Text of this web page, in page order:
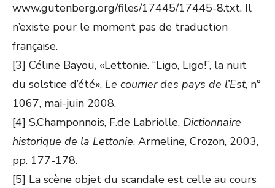
www.gutenberg.org/files/17445/17445-8.txt. Il
n’existe pour le moment pas de traduction
française.
[3] Céline Bayou, «Lettonie. “Ligo, Ligo!”, la nuit
du solstice d’été», Le courrier des pays de l’Est, n°
1067, mai-juin 2008.
[4] S.Champonnois, F.de Labriolle, Dictionnaire
historique de la Lettonie, Armeline, Crozon, 2003,
pp. 177-178.
[5] La scène objet du scandale est celle au cours